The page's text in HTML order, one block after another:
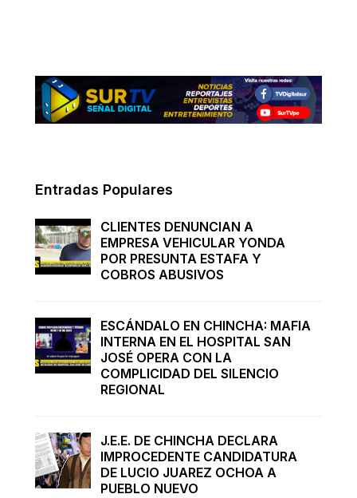
Entradas Populares
CLIENTES DENUNCIAN A
EMPRESA VEHICULAR YONDA
POR PRESUNTA ESTAFA Y
COBROS ABUSIVOS
ESCÁNDALO EN CHINCHA: MAFIA
INTERNA EN EL HOSPITAL SAN
JOSÉ OPERA CON LA
COMPLICIDAD DEL SILENCIO
REGIONAL
J.E.E. DE CHINCHA DECLARA
IMPROCEDENTE CANDIDATURA
DE LUCIO JUAREZ OCHOA A
PUEBLO NUEVO